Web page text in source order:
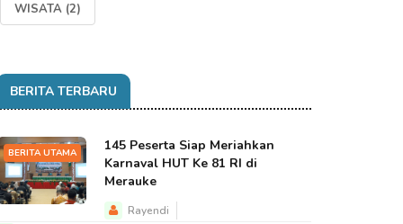
WISATA (2)
BERITA TERBARU
BERITA UTAMA
145 Peserta Siap Meriahkan
Karnaval HUT Ke 81 RI di
Merauke
Rayendi